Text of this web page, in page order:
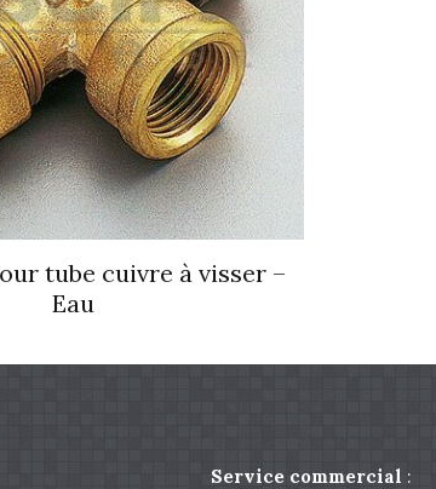
tube cuivre à visser –
Eau
Service commercial :